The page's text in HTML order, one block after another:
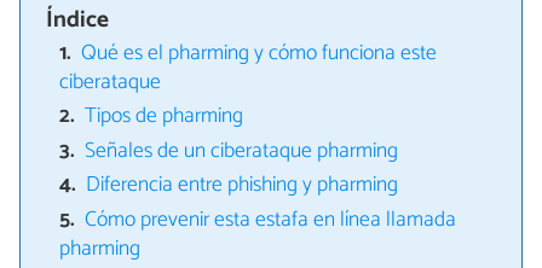
Índice
Qué es el pharming y cómo funciona este
ciberataque
Tipos de pharming
Señales de un ciberataque pharming
Diferencia entre phishing y pharming
Cómo prevenir esta estafa en línea llamada
pharming